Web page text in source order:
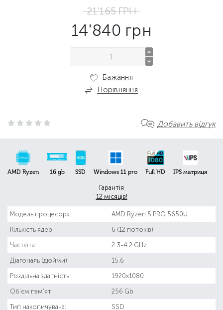
Добавить відгук
AMD Ryzen 16 gb SSD Windows 11 pro Full HD IPS матриця
Гарантія
12 місяців!
Модель процесора: AMD Ryzen 5 PRO 5650U
Кількість ядер: 6 (12 потоків)
Частота: 2.3-4.2 GHz
Діагональ (дюйми): 15.6
Роздільна здатність: 1920x1080
Об'єм пам'яті : 256 Gb
Тип накопичувача: SSD
21'165 ГРН
14'840 грн
Бажання
Порівняння